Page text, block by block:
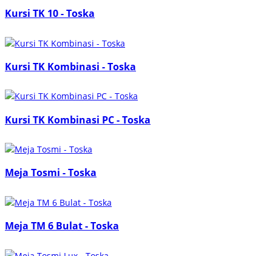
Kursi TK 10 - Toska
Kursi TK Kombinasi - Toska
Kursi TK Kombinasi PC - Toska
Meja Tosmi - Toska
Meja TM 6 Bulat - Toska